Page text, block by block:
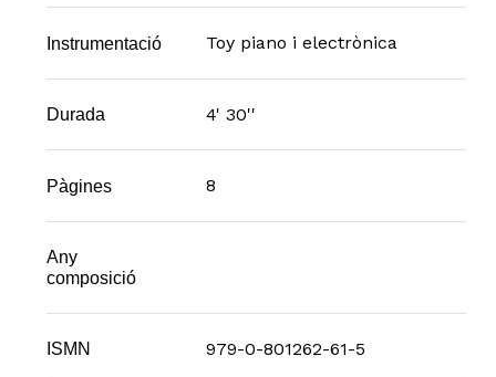
Instrumentació Toy piano i electrònica
Durada 4' 30''
Pàgines 8
Any
composició
ISMN 979-0-801262-61-5